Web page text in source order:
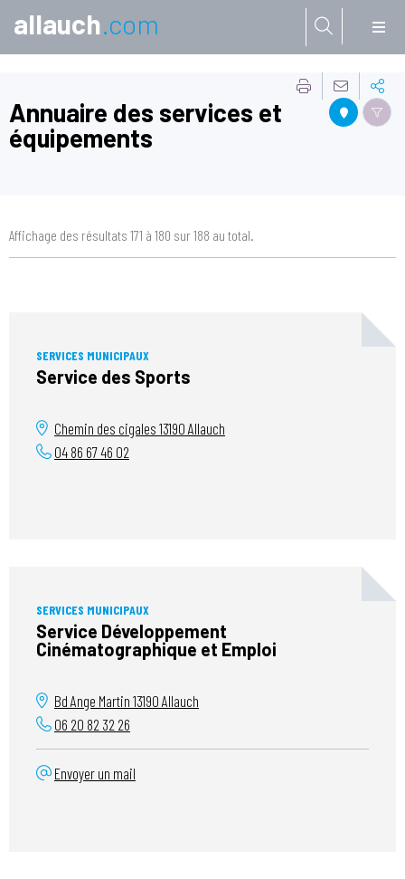
allauch.com
Annuaire des services et
équipements
Affichage des résultats 171 à 180 sur 188 au total.
SERVICES MUNICIPAUX
Service des Sports
Chemin des cigales 13190 Allauch
04 86 67 46 02
SERVICES MUNICIPAUX
Service Développement
Cinématographique et Emploi
Bd Ange Martin 13190 Allauch
06 20 82 32 26
Envoyer un mail